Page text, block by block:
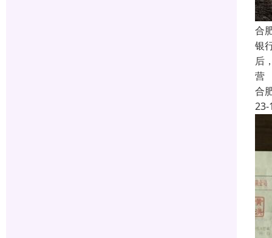
合
银
后
营
合
23-